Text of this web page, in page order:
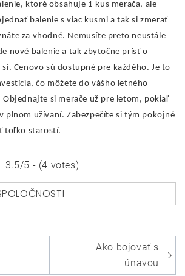
ktoré obsahuje 1 kus merača, ale
balenie s viac kusmi a tak si zmerať
za vhodné. Nemusíte preto neustále
nové balenie a tak zbytočne prísť o
Cenovo sú dostupné pre každého. Je to
čo môžete do vášho letného
si merače už pre letom, pokiaľ
plnom užívaní. Zabezpečíte si tým pokojné
toľko starostí.
3.5/5 - (4 votes)
Ako bojovať s
únavou